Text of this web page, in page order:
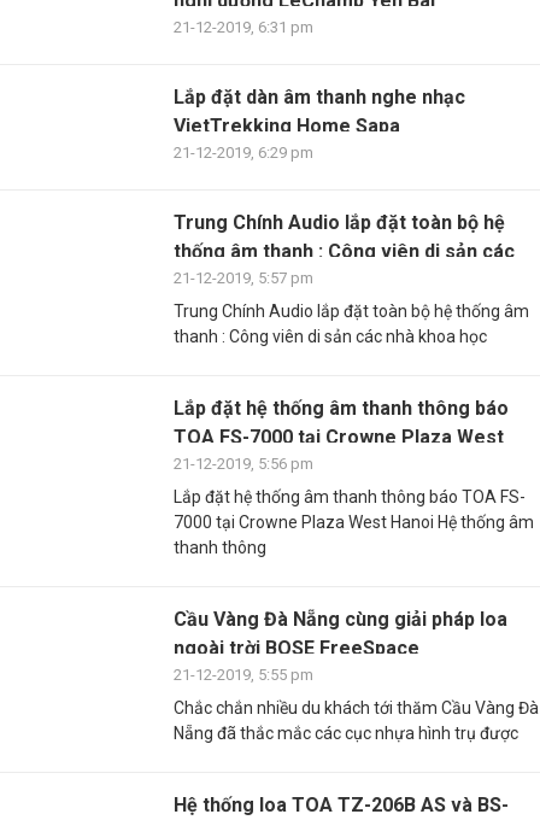
21-12-2019, 6:31 pm
Lắp đặt dàn âm thanh nghe nhạc
VietTrekking Home Sapa
21-12-2019, 6:29 pm
Trung Chính Audio lắp đặt toàn bộ hệ
thống âm thanh : Công viên di sản các
nhà ...
21-12-2019, 5:57 pm
Trung Chính Audio lắp đặt toàn bộ hệ thống âm
thanh : Công viên di sản các nhà khoa học
Lắp đặt hệ thống âm thanh thông báo
TOA FS-7000 tại Crowne Plaza West
Hanoi
21-12-2019, 5:56 pm
Lắp đặt hệ thống âm thanh thông báo TOA FS-
7000 tại Crowne Plaza West Hanoi Hệ thống âm
thanh thông
Cầu Vàng Đà Nẵng cùng giải pháp loa
ngoài trời BOSE FreeSpace
21-12-2019, 5:55 pm
Chắc chắn nhiều du khách tới thăm Cầu Vàng Đà
Nẵng đã thắc mắc các cục nhựa hình trụ được
Hệ thống loa TOA TZ-206B AS và BS-